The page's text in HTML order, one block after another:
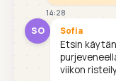
14:28
SO Sofia
Etsin
viikon